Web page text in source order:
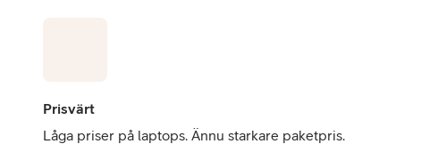
Prisvärt
Låga priser på laptops. Ännu starkare paketpris.